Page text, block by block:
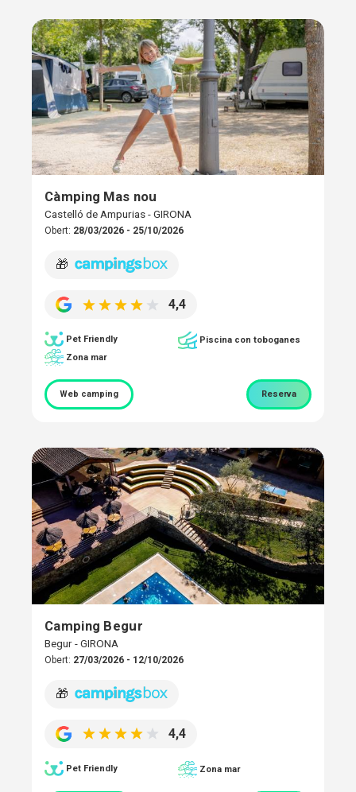
Càmping Mas nou
Castelló de Ampurias - GIRONA
Obert: 28/03/2026 - 25/10/2026
🎁
4,4
Pet Friendly
Piscina con toboganes
Zona mar
Web camping Reserva
Camping Begur
Begur - GIRONA
Obert: 27/03/2026 - 12/10/2026
🎁
4,4
Pet Friendly Zona mar